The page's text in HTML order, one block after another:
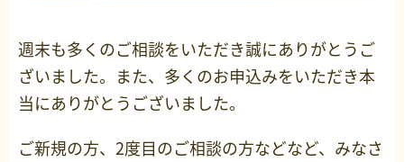
週末も多くのご相談をいただき誠にありがとうご
ざいました。また、多くのお申込みをいただき本
当にありがとうございました。
ご新規の方、2度目のご相談の方などなど、みなさ